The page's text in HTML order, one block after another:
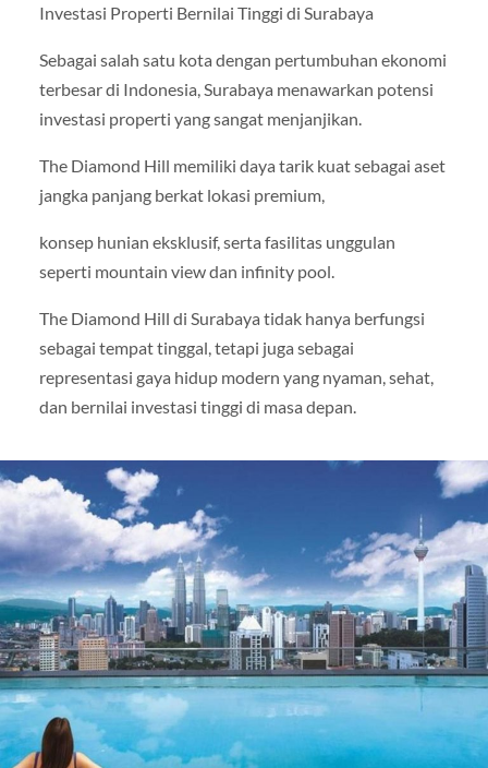
Investasi Properti Bernilai Tinggi di Surabaya
Sebagai salah satu kota dengan pertumbuhan ekonomi
terbesar di Indonesia, Surabaya menawarkan potensi
investasi properti yang sangat menjanjikan.
The Diamond Hill memiliki daya tarik kuat sebagai aset
jangka panjang berkat lokasi premium,
konsep hunian eksklusif, serta fasilitas unggulan
seperti mountain view dan infinity pool.
The Diamond Hill di Surabaya tidak hanya berfungsi
sebagai tempat tinggal, tetapi juga sebagai
representasi gaya hidup modern yang nyaman, sehat,
dan bernilai investasi tinggi di masa depan.